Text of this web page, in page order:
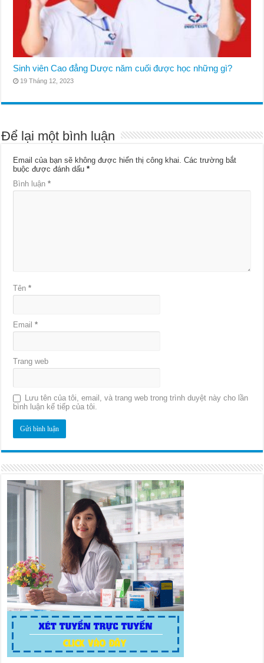
Sinh viên Cao đẳng Dược năm cuối được học những gì?
19 Tháng 12, 2023
Để lại một bình luận
Email của bạn sẽ không được hiển thị công khai.
Các trường bắt
buộc được đánh dấu*
Bình luận*
Tên*
Email*
Trang web
Lưu tên của tôi, email, và trang web trong trình duyệt này cho lần
bình luận kế tiếp của tôi.